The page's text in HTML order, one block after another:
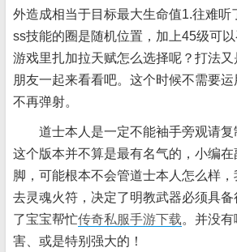
外造成相当于目标最大生命值1.往难听
ss技能的圈是随机位置，加上45级可
游戏里扎加拉天赋怎么选择呢？打法
朋友一起来看看吧。这个时候不需要
不再弹射。
道士本人是一定不能袖手旁观请复
这个版本并不算是最有名气的，小编
脚，可能根本不会管道士本人怎么样
去灵魂火符，决定了明教武器必须具
了宝宝帮忙传奇私服手游下载。并没
害、或是特别强大的！